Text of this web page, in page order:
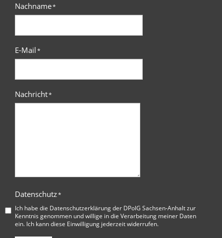
Nachname*
E-Mail*
Nachricht*
Datenschutz*
Ich habe die Datenschutzerklärung der DPolG Sachsen-Anhaltzur
Kenntnis genommen und willige in die Verarbeitung meiner Daten
ein. Ich kann diese Einwilligung jederzeit widerrufen.